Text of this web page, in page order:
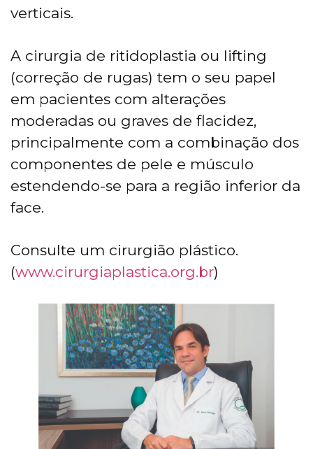
verticais.
A cirurgia de ritidoplastia ou lifting
(correção de rugas) tem o seu papel
em pacientes com alterações
moderadas ou graves de flacidez,
principalmente com a combinação dos
componentes de pele e músculo
estendendo-se para a região inferior da
face.
Consulte um cirurgião plástico.
(www.cirurgiaplastica.org.br)